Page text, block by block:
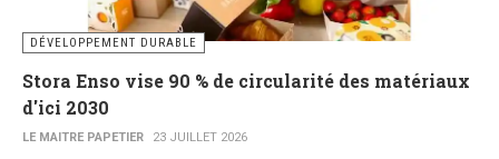
DÉVELOPPEMENT DURABLE
Stora Enso vise 90 % de circularité des matériaux
d'ici 2030
LE MAITRE PAPETIER 23 JUILLET 2026